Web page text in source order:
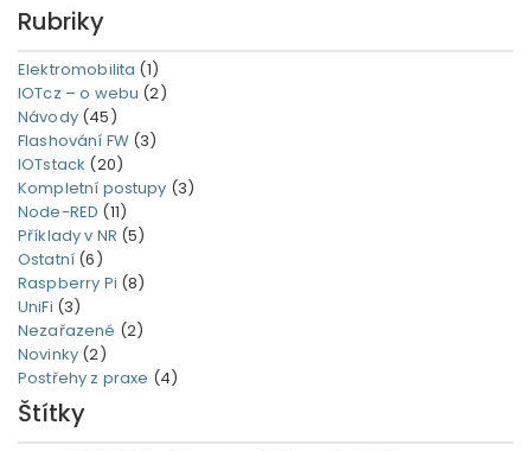
Rubriky
Elektromobilita (1)
IOTcz – o webu (2)
Návody(45)
Flashování FW(3)
IOTstack (20)
Kompletní postupy (3)
Node-RED (11)
Příklady v NR (5)
Ostatní (6)
Raspberry Pi (8)
UniFi (3)
Nezařazené (2)
Novinky (2)
Postřehy z praxe (4)
Štítky